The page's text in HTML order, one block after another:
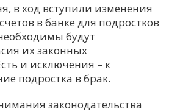
в ход вступили изменения
в банке для подростков
будут
их законных
и исключения – к
подростка в брак.
законодательства